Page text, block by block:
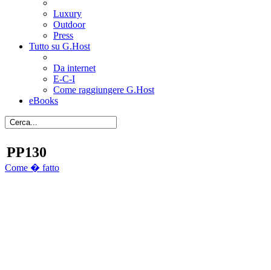
Luxury
Outdoor
Press
Tutto su G.Host
Da internet
E-C-I
Come raggiungere G.Host
eBooks
PP130
Come � fatto